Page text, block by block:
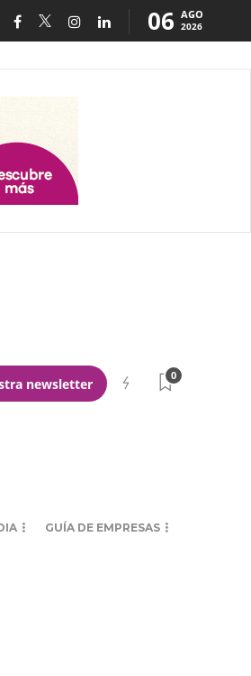
06 AGO
2026
newsletter
0
GUÍA DE EMPRESAS